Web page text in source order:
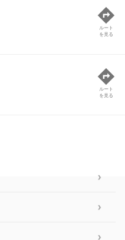
ルート
を見る
ルート
を見る